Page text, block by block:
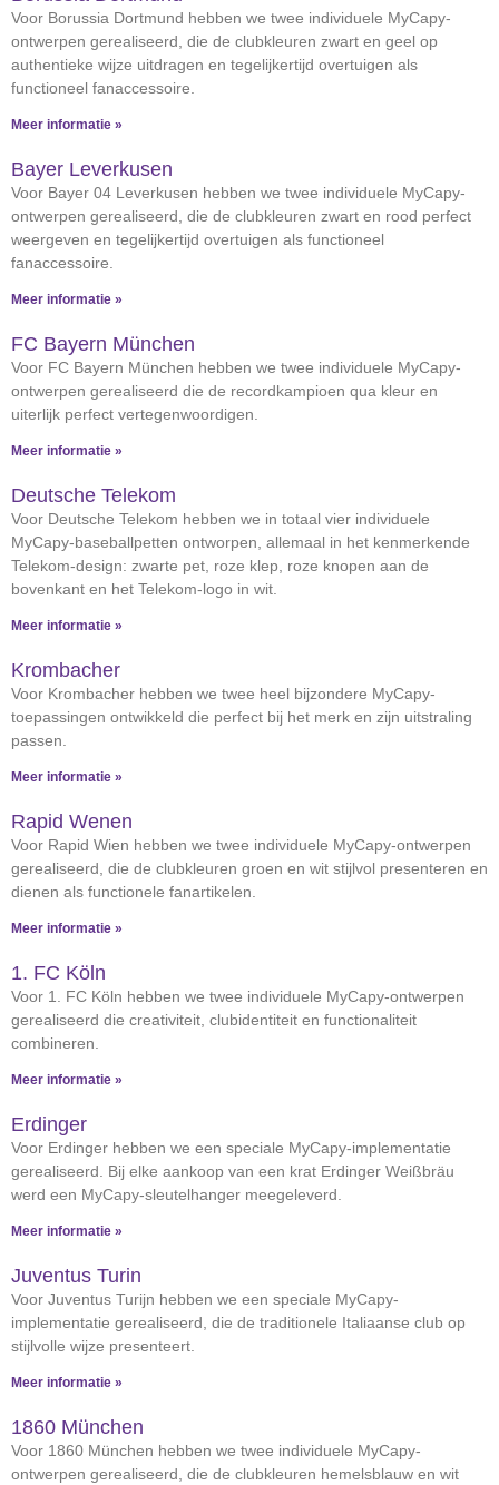
Voor Borussia Dortmund hebben we twee individuele MyCapy-
ontwerpen gerealiseerd, die de clubkleuren zwart en geel op
authentieke wijze uitdragen en tegelijkertijd overtuigen als
functioneel fanaccessoire.
Meer informatie »
Bayer Leverkusen
Voor Bayer 04 Leverkusen hebben we twee individuele MyCapy-
ontwerpen gerealiseerd, die de clubkleuren zwart en rood perfect
weergeven en tegelijkertijd overtuigen als functioneel
fanaccessoire.
Meer informatie »
FC Bayern München
Voor FC Bayern München hebben we twee individuele MyCapy-
ontwerpen gerealiseerd die de recordkampioen qua kleur en
uiterlijk perfect vertegenwoordigen.
Meer informatie »
Deutsche Telekom
Voor Deutsche Telekom hebben we in totaal vier individuele
MyCapy-baseballpetten ontworpen, allemaal in het kenmerkende
Telekom-design: zwarte pet, roze klep, roze knopen aan de
bovenkant en het Telekom-logo in wit.
Meer informatie »
Krombacher
Voor Krombacher hebben we twee heel bijzondere MyCapy-
toepassingen ontwikkeld die perfect bij het merk en zijn uitstraling
passen.
Meer informatie »
Rapid Wenen
Voor Rapid Wien hebben we twee individuele MyCapy-ontwerpen
gerealiseerd, die de clubkleuren groen en wit stijlvol presenteren en
dienen als functionele fanartikelen.
Meer informatie »
1. FC Köln
Voor 1. FC Köln hebben we twee individuele MyCapy-ontwerpen
gerealiseerd die creativiteit, clubidentiteit en functionaliteit
combineren.
Meer informatie »
Erdinger
Voor Erdinger hebben we een speciale MyCapy-implementatie
gerealiseerd. Bij elke aankoop van een krat Erdinger Weißbräu
werd een MyCapy-sleutelhanger meegeleverd.
Meer informatie »
Juventus Turin
Voor Juventus Turijn hebben we een speciale MyCapy-
implementatie gerealiseerd, die de traditionele Italiaanse club op
stijlvolle wijze presenteert.
Meer informatie »
1860 München
Voor 1860 München hebben we twee individuele MyCapy-
ontwerpen gerealiseerd, die de clubkleuren hemelsblauw en wit